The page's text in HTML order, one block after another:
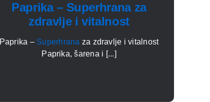
Paprika – Superhrana za
zdravlje i vitalnost
Paprika – Superhrana za zdravlje i vitalnost
Paprika, šarena i [...]